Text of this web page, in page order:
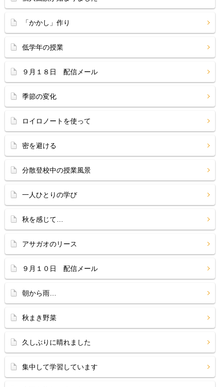
「かかし」作り
低学年の授業
９月１８日 配信メール
季節の変化
ロイロノートを使って
密を避ける
分散登校中の授業風景
一人ひとりの学び
秋を感じて…
アサガオのリース
９月１０日 配信メール
朝から雨…
秋まき野菜
久しぶりに晴れました
集中して学習しています